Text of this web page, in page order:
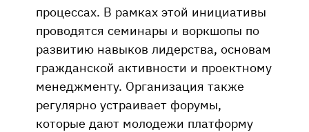
процессах. В рамках этой инициативы
проводятся семинары и воркшопы по
развитию навыков лидерства, основам
гражданской активности и проектному
менеджменту. Организация также
регулярно устраивает форумы,
которые дают молодежи платформу